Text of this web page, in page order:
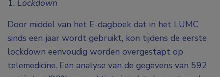
Lockdown
Door middel van het E-dagboek dat in het LUMC
sinds een jaar wordt gebruikt, kon tijdens de eerste
lockdown eenvoudig worden overgestapt op
telemedicine. Een analyse van de gegevens van 592